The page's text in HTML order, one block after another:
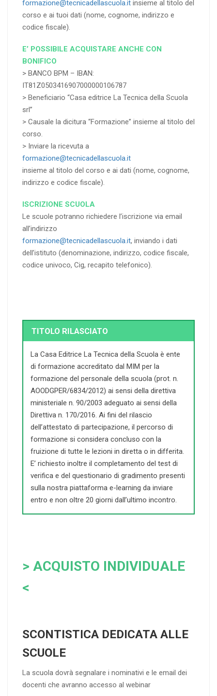
formazione@tecnicadellascuola.it insieme al titolo del
corso e ai tuoi dati (nome, cognome, indirizzo e
codice fiscale).
E’ POSSIBILE ACQUISTARE ANCHE CON
BONIFICO
> BANCO BPM – IBAN:
IT81Z0503416907000000106787
> Beneficiario “Casa editrice La Tecnica della Scuola
srl”
> Causale la dicitura “Formazione” insieme al titolo del
corso.
> Inviare la ricevuta a
formazione@tecnicadellascuola.it
insieme al titolo del corso e ai dati (nome, cognome,
indirizzo e codice fiscale).
ISCRIZIONE SCUOLA
Le scuole potranno richiedere l’iscrizione via email
all’indirizzo
formazione@tecnicadellascuola.it, inviando i dati
dell’istituto (denominazione, indirizzo, codice fiscale,
codice univoco, Cig, recapito telefonico).
TITOLO RILASCIATO
La Casa Editrice La Tecnica della Scuola è ente
di formazione accreditato dal MIM per la
formazione del personale della scuola (prot. n.
AOODGPER/6834/2012) ai sensi della direttiva
ministeriale n. 90/2003 adeguato ai sensi della
Direttiva n. 170/2016. Ai fini del rilascio
dell’attestato di partecipazione, il percorso di
formazione si considera concluso con la
fruizione di tutte le lezioni in diretta o in differita.
E’ richiesto inoltre il completamento del test di
verifica e del questionario di gradimento presenti
sulla nostra piattaforma e-learning da inviare
entro e non oltre 20 giorni dall’ultimo incontro.
> ACQUISTO INDIVIDUALE
<
SCONTISTICA DEDICATA ALLE
SCUOLE
La scuola dovrà segnalare i nominativi e le email dei
docenti che avranno accesso al webinar